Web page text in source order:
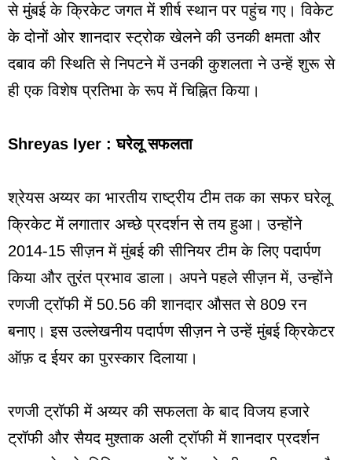
से मुंबई के क्रिकेट जगत में शीर्ष स्थान पर पहुंच गए। विकेट
के दोनों ओर शानदार स्ट्रोक खेलने की उनकी क्षमता और
दबाव की स्थिति से निपटने में उनकी कुशलता ने उन्हें शुरू से
ही एक विशेष प्रतिभा के रूप में चिह्नित किया।
Shreyas Iyer : घरेलू सफलता
श्रेयस अय्यर का भारतीय राष्ट्रीय टीम तक का सफर घरेलू
क्रिकेट में लगातार अच्छे प्रदर्शन से तय हुआ। उन्होंने
2014-15 सीज़न में मुंबई की सीनियर टीम के लिए पदार्पण
किया और तुरंत प्रभाव डाला। अपने पहले सीज़न में, उन्होंने
रणजी ट्रॉफी में 50.56 की शानदार औसत से 809 रन
बनाए। इस उल्लेखनीय पदार्पण सीज़न ने उन्हें मुंबई क्रिकेटर
ऑफ़ द ईयर का पुरस्कार दिलाया।
रणजी ट्रॉफी में अय्यर की सफलता के बाद विजय हजारे
ट्रॉफी और सैयद मुश्ताक अली ट्रॉफी में शानदार प्रदर्शन